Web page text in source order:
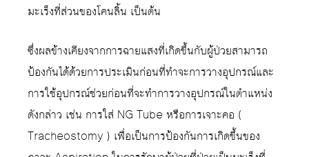
มะเร็งที่ส่วนของโคนลิ้น เป็นต้น
ซึ่งผลข้างเคียงจากการฉายแสงที่เกิดขึ้นกับผู้ป่วยสามารถ
ป้องกันได้ด้วยการประเมินก่อนที่ทำจะการวางอุปกรณ์และ
การใช้อุปกรณ์ช่วยก่อนที่จะทำการวางอุปกรณ์ในตำแหน่ง
ดังกล่าว เช่น การใส่ NG Tube หรือการเจาะคอ (
Tracheostomy ) เพื่อเป็นการป้องกันการเกิดขึ้นของ